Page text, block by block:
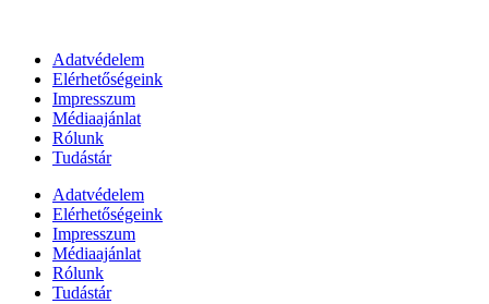
Adatvédelem
Elérhetőségeink
Impresszum
Médiaajánlat
Rólunk
Tudástár
Adatvédelem
Elérhetőségeink
Impresszum
Médiaajánlat
Rólunk
Tudástár